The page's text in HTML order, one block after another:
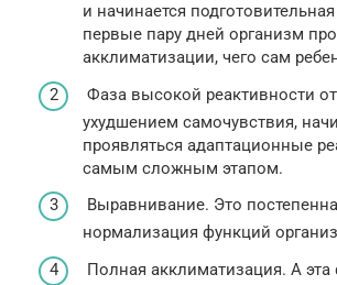
и начинается
первые пару дней организм
акклиматизации, чего сам
Фаза высокой реактивности
ухудшением самочувствия,
проявляться адаптационные
самым сложным этапом.
Выравнивание. Это
нормализация функций
Полная акклиматизация. А